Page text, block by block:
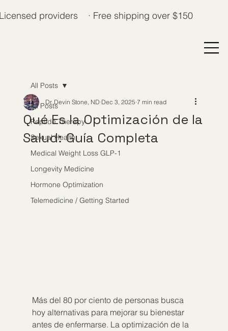
providers · Free shipping over $150
All Posts
Peptide Therapy
Sexual Health
Medical Weight Loss GLP-1
Longevity Medicine
Hormone Optimization
Telemedicine / Getting Started
All Posts
Qué Es la Optimización de la
Salud: Guía Completa
Dr. Devin Stone, ND Dec 3, 2025 7 min read
Más del 80 por ciento de personas busca
hoy alternativas para mejorar su bienestar
antes de enfermarse. La optimización de la